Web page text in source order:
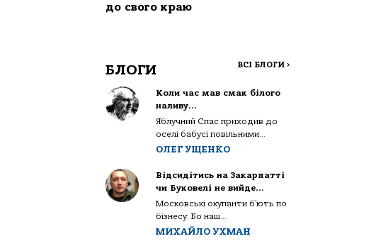
до свого краю
БЛОГИ ВСІ БЛОГИ >
Коли час мав смак білого
наливу…
Яблучний Спас приходив до
оселі бабусі повільними...
ОЛЕГ УЩЕНКО
Відсидітись на Закарпатті
чи Буковелі не вийде…
Московські окупанти б’ють по
бізнесу. Бо наш...
МИХАЙЛО УХМАН